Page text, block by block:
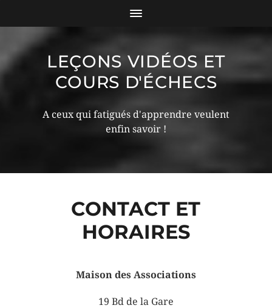
LEÇONS VIDÉOS ET
COURS D'ÉCHECS
A ceux qui fatigués d'apprendre veulent
enfin savoir !
CONTACT ET
HORAIRES
Maison des Associations
19 Bd de la Gare